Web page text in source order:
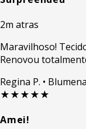
2m atras
Maravilhoso!
Renovou
Regina P. •
★★★★★
Amei!